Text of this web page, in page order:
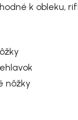
k obleku,
nôžky